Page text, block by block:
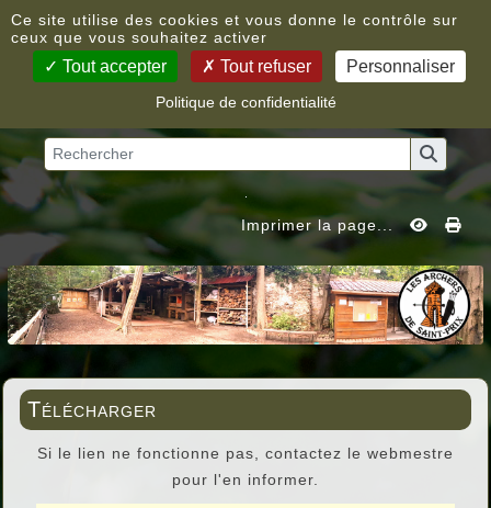
Accueil
Imprimer la page...
Télécharger
Si le lien ne fonctionne pas, contactez le webmestre
pour l'en informer.
Ce site utilise des cookies et vous donne le contrôle sur
ceux que vous souhaitez activer
Tout accepter Tout refuser Personnaliser
Politique de confidentialité